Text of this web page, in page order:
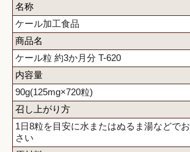
名称
ケール加工食品
商品名
ケール粒 約3か月分 T-620
内容量
90g(125mg×720粒)
召し上がり方
1日8粒を目安に水またはぬるま湯などで
さい